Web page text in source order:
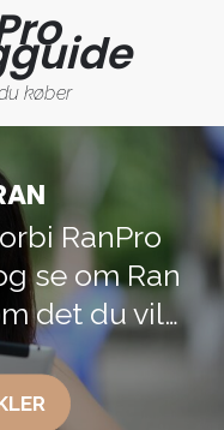
køber
RanPro
se om Ran
det du vil…